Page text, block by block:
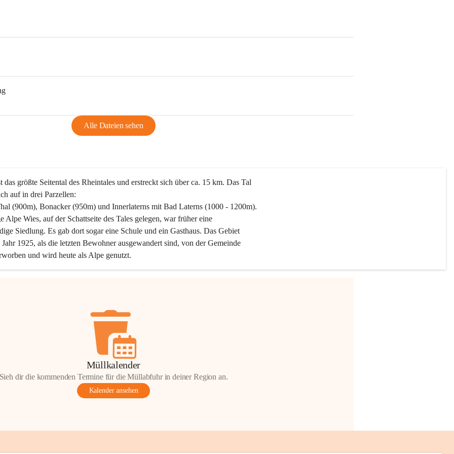
Alle Dateien sehen
das größte Seitental des Rheintales und erstreckt sich über ca. 15 km. Das Tal
auf in drei Parzellen:
(900m), Bonacker (950m) und Innerlaterns mit Bad Laterns (1000 - 1200m).
Alpe Wies, auf der Schattseite des Tales gelegen, war früher eine
Siedlung. Es gab dort sogar eine Schule und ein Gasthaus. Das Gebiet
1925, als die letzten Bewohner ausgewandert sind, von der Gemeinde
und wird heute als Alpe genutzt.
Müllkalender
dir die kommenden Termine für die Müllabfuhr in deiner Region an.
Kalender ansehen